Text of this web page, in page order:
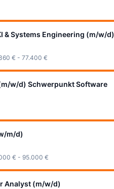
& Systems Engineering (m/w/d)
€ - 77.400 €
w/d) Schwerpunkt Software
m/d)
€ - 95.000 €
Analyst (m/w/d)